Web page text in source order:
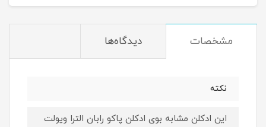
مشخصات دیدگاه‌ها
نکته
این ادکلن مشابه بوی ادکلن پاکو رابان الترا ویولت